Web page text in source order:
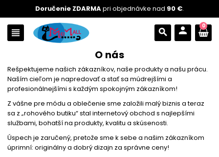
Doručenie ZDARMApri objednávke nad 90 €.
view_headline search person 0
O nás
Rešpektujeme našich zákazníkov, naše produkty a našu prácu.
Naším cieľom je napredovať a stať sa múdrejšími a
profesionálnejšími s každým spokojným zákazníkom!
Z vášne pre módu a oblečenie sme založili malý biznis a teraz
sa z „rohového butiku“ stal internetový obchod s najlepšími
službami, bohatší na produkty, kvalitu a skúsenosti.
Úspech je zaručený, pretože sme k sebe a našim zákazníkom
úprimní: originálny a dobrý dizajn za správne ceny!